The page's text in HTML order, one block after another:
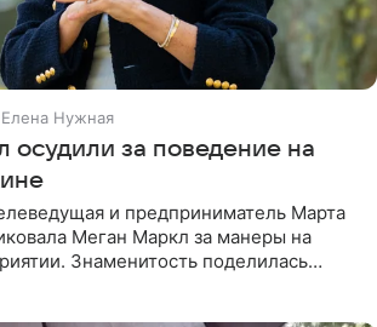
Елена Нужная
осудили за поведение на
и предприниматель Марта
Меган Маркл за манеры на
Знаменитость поделилась